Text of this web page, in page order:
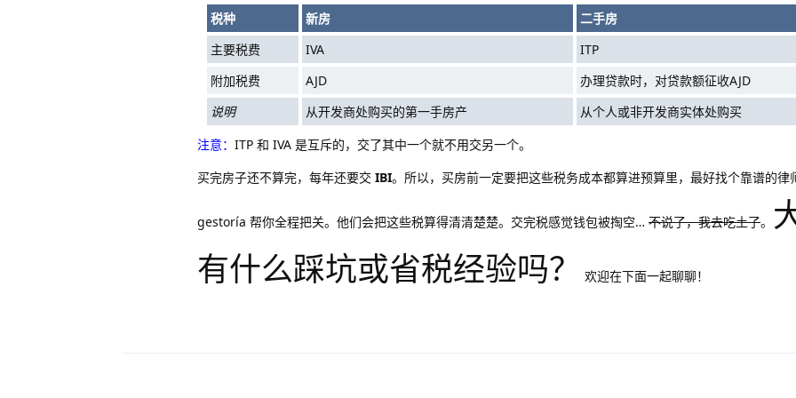
税种 新房
二手房
主要税费
IVA
ITP
附加税费
AJD
办理贷款时，对贷款额征收AJD
说明
从开发商处购买的第一手房产
从个人或非开发商实体处购买
注意： ITP 和 IVA 是互斥的，交了其中一个就不用交另一个。
买完房子还不算完，每年还要交 IBI。所以，买房前一定要把这些税务成本都算进预算里，最好找个靠谱的律
gestoría 帮你全程把关。他们会把这些税算得清清楚楚。交完税感觉钱包被掏空… 不说了，我去吃土了。
有什么踩坑或省税经验吗？
欢迎在下面一起聊聊！